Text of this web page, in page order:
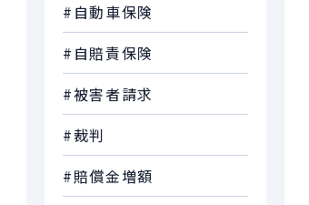
#自動車保険
#自賠責保険
#被害者請求
#裁判
#賠償金増額